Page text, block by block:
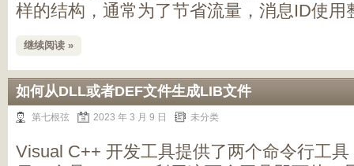
样的结构，通常为了节省流量，消息ID使用
继续阅读 »
如何从DLL或者DEF文件生成LIB文件
第七根弦 2023 年 3 月 9 日 未分类
Visual C++ 开发工具提供了两个命令行工